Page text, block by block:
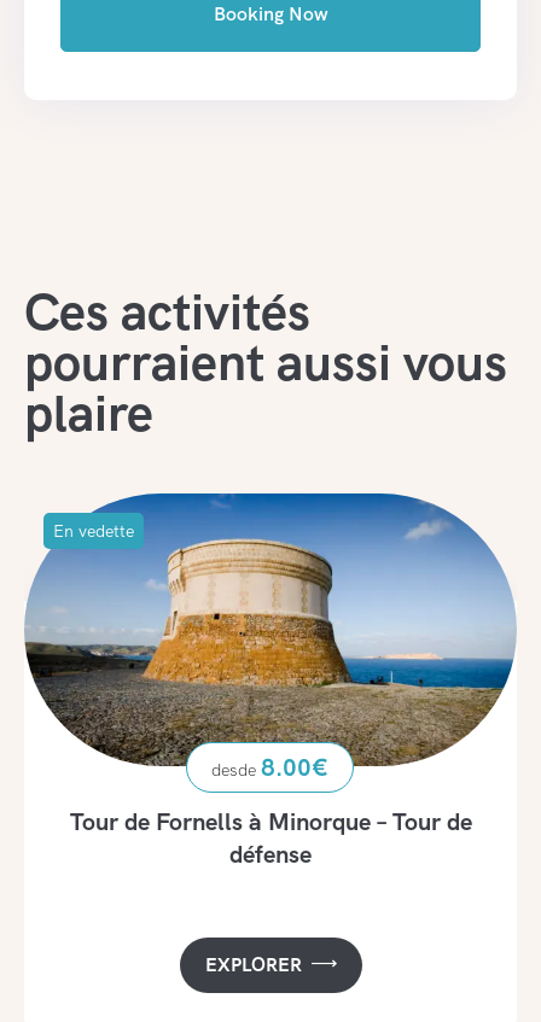
Booking Now
Ces activités
pourraient aussi vous
plaire
En vedette
Tour de Fornells à Minorque – Tour de
défense
8.00€
EXPLORER